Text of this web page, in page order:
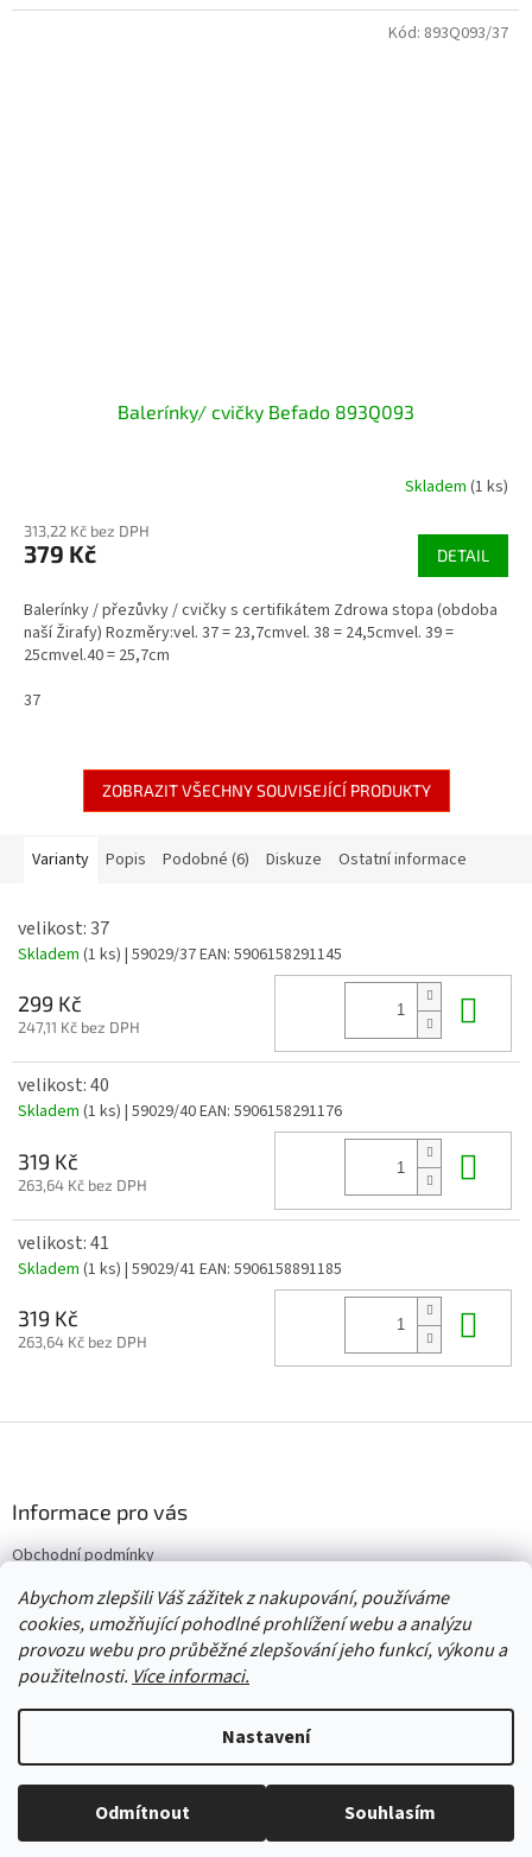
Abychom zlepšili Váš zážitek z nakupování, používáme
cookies, umožňující pohodlné prohlížení webu a analýzu
provozu webu pro průběžné zlepšování jeho funkcí, výkonu a
použitelnosti. Více informaci.
Nastavení
Odmítnout Souhlasím
Balerínky/ cvičky Befado 893Q093
Skladem (1 ks)
313,22 Kč bez DPH
379 Kč DETAIL
Balerínky / přezůvky / cvičky s certifikátem Zdrowa stopa (obdoba
naší Žirafy) Rozměry:vel. 37 = 23,7cmvel. 38 = 24,5cmvel. 39 =
25cmvel.40 = 25,7cm
37
Kód: 893Q093/37
ZOBRAZIT VŠECHNY SOUVISEJÍCÍ PRODUKTY
Varianty Popis Podobné (6) Diskuze Ostatní informace
velikost: 37
Skladem (1 ks) | 59029/37EAN: 5906158291145
299 Kč
247,11 Kč bez DPH
velikost: 40
Skladem (1 ks) | 59029/40EAN: 5906158291176
319 Kč
263,64 Kč bez DPH
velikost: 41
Skladem (1 ks) | 59029/41 EAN: 5906158891185
319 Kč
263,64 Kč bez DPH
í
Informace pro vás
Obchodní podmínky
Vrácení/výměna/reklamace
Velkoobchod
Copyright 2026Červený Tulipán. Všechna práva vyhrazena.Upravit